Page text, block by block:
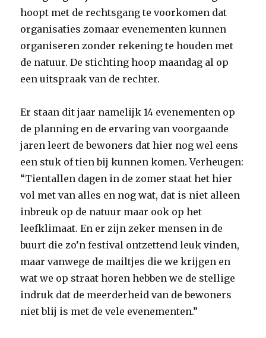
hoopt met de rechtsgang te voorkomen dat
organisaties zomaar evenementen kunnen
organiseren zonder rekening te houden met
de natuur. De stichting hoop maandag al op
een uitspraak van de rechter.
Er staan dit jaar namelijk 14 evenementen op
de planning en de ervaring van voorgaande
jaren leert de bewoners dat hier nog wel eens
een stuk of tien bij kunnen komen. Verheugen:
“Tientallen dagen in de zomer staat het hier
vol met van alles en nog wat, dat is niet alleen
inbreuk op de natuur maar ook op het
leefklimaat. En er zijn zeker mensen in de
buurt die zo’n festival ontzettend leuk vinden,
maar vanwege de mailtjes die we krijgen en
wat we op straat horen hebben we de stellige
indruk dat de meerderheid van de bewoners
niet blij is met de vele evenementen.”